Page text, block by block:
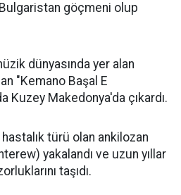
göçmeni olup
dünyasında yer alan
"Kemano Başal E
Kuzey Makedonya'da çıkardı.
türü olan ankilozan
yakalandı ve uzun yıllar
taşıdı.